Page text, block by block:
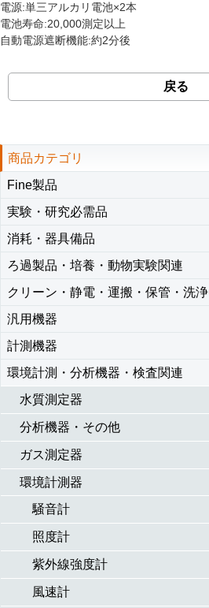
電源:単三アルカリ電池×2本
電池寿命:20,000測定以上
自動電源遮断機能:約2分後
戻る
商品カテゴリ
Fine製品
実験・研究必需品
消耗・器具備品
ろ過製品・培養・動物実験関連
クリーン・静電・運搬・保管・洗浄
汎用機器
計測機器
環境計測・分析機器・検査関連
水質測定器
分析機器・その他
ガス測定器
環境計測器
騒音計
照度計
紫外線強度計
風速計